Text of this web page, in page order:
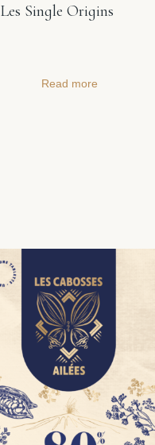
Les Single Origins
Read more